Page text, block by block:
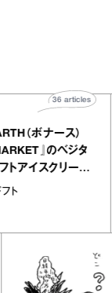
（ボナース）
MARKET』のベジタ
ラフトアイスクリー
野知子の「おいしいギ
いギフト
36